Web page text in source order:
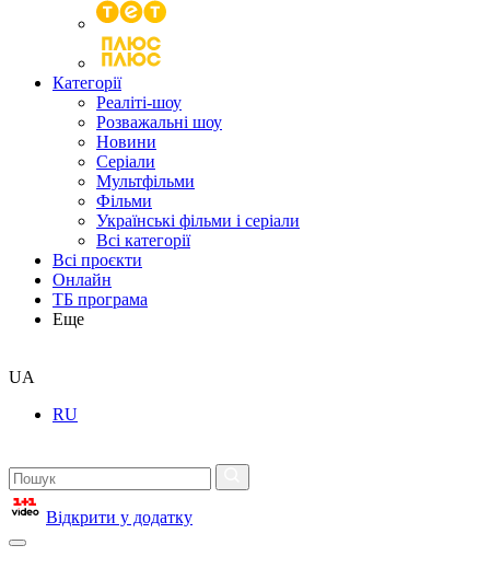
Категорії
Реаліті-шоу
Розважальні шоу
Новини
Серіали
Мультфільми
Фільми
Українські фільми і серіали
Всі категорії
Всі проєкти
Онлайн
ТБ програма
Еще
UA
RU
Відкрити у додатку